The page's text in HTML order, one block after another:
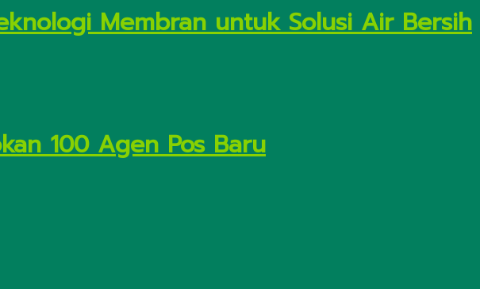
Membran untuk Solusi Air Bersih
100 Agen Pos Baru